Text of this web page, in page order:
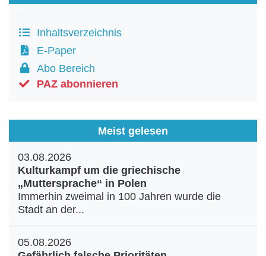
Inhaltsverzeichnis
E-Paper
Abo Bereich
PAZ abonnieren
Meist gelesen
03.08.2026
Kulturkampf um die griechische
„Muttersprache“ in Polen
Immerhin zweimal in 100 Jahren wurde die
Stadt an der...
05.08.2026